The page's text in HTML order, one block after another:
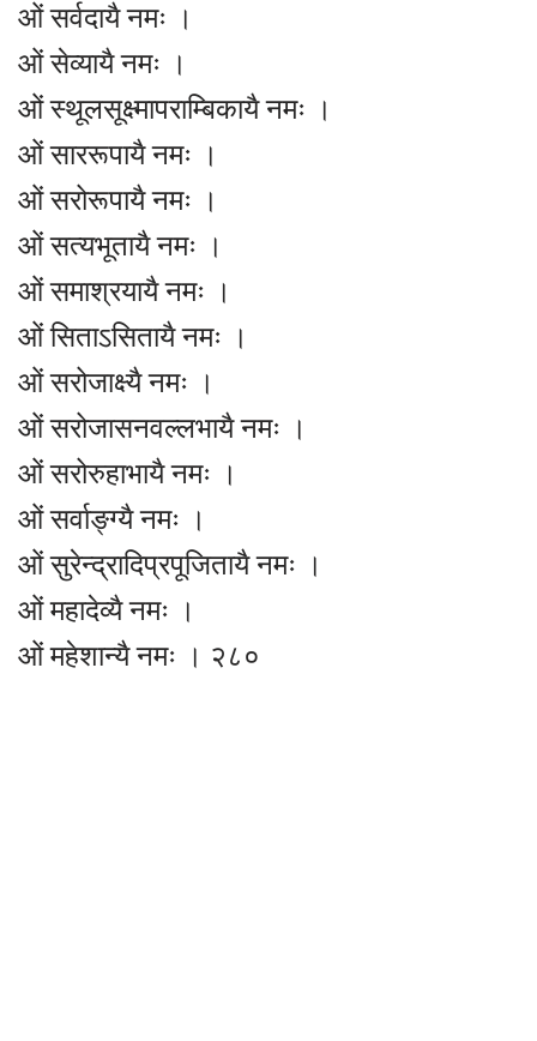
ओं सर्वदायै नमः ।
ओं सेव्यायै नमः ।
ओं स्थूलसूक्ष्मापराम्बिकायै नमः ।
ओं साररूपायै नमः ।
ओं सरोरूपायै नमः ।
ओं सत्यभूतायै नमः ।
ओं समाश्रयायै नमः ।
ओं सिताऽसितायै नमः ।
ओं सरोजाक्ष्यै नमः ।
ओं सरोजासनवल्लभायै नमः ।
ओं सरोरुहाभायै नमः ।
ओं सर्वाङ्ग्यै नमः ।
ओं सुरेन्द्रादिप्रपूजितायै नमः ।
ओं महादेव्यै नमः ।
ओं महेशान्यै नमः । २८०